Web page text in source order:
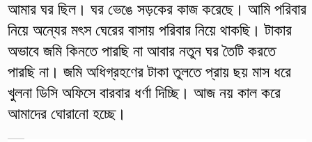
আমার ঘর ছিল। ঘর ভেঙে সড়কের কাজ করেছে। আমি পরিবার
নিয়ে অন্যের মৎস ঘেরের বাসায় পরিবার নিয়ে থাকছি। টাকার
অভাবে জমি কিনতে পারছি না আবার নতুন ঘর তৈটি করতে
পারছি না। জমি অধিগ্রহণের টাকা তুলতে প্রায় ছয় মাস ধরে
খুলনা ডিসি অফিসে বারবার ধর্ণা দিচ্ছি। আজ নয় কাল করে
আমাদের ঘোরানো হচ্ছে।